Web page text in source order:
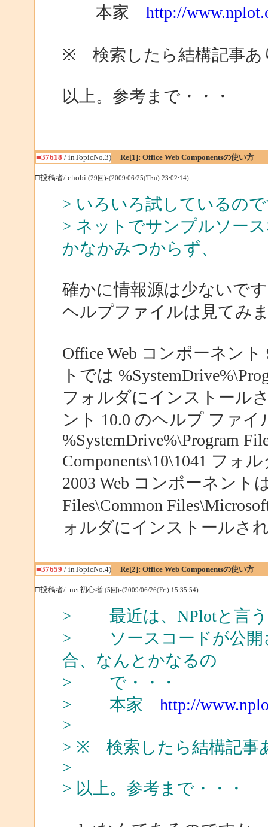
本家 http://
※ 検索したら結構記事あ
以上。参考まで・・・
■37618 / inTopicNo.3) Re[1]: Office Web Componentsの使い方
□投稿者/ chobi (29回)-(2009/06/25(Thu) 23:02:14)
> いろいろ試しているの
> ネットでサンプルソー
かなかみつからず、
確かに情報源は少ないで
ヘルプファイルは見てみ
Office Web コンポーネン
トでは
フォルダにインストール
ント 10.0 のヘルプ ファ
%SystemDrive%\Program
Components\10\1041 フォ
2003 Web コンポーネント
Files\Common
ォルダにインストールさ
■37659 / inTopicNo.4) Re[2]: Office Web Componentsの使い方
□投稿者/ .net初心者 (5回)-(2009/06/26(Fri) 15:35:54)
> 最近は、NPlotと言う
> ソースコードが公開
合、なんとかなるの
> で・・・
> 本家 http://
>
> ※ 検索したら結構記事
>
> 以上。参考まで・・・